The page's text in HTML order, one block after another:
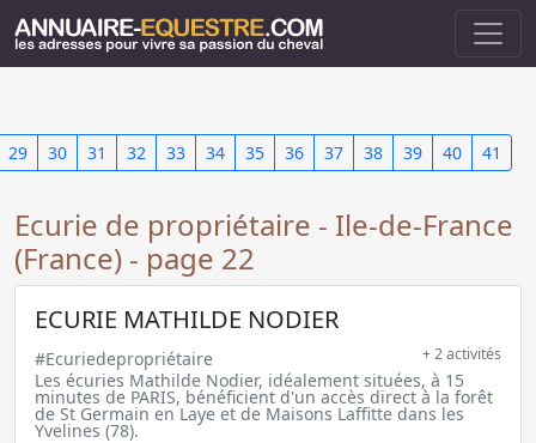
29 30 31 32 33 34 35 36 37 38 39 40 41
Ecurie de propriétaire - Ile-de-France
(France) - page 22
ECURIE MATHILDE NODIER
#Ecuriedepropriétaire + 2 activités
Les écuries Mathilde Nodier, idéalement situées, à 15
minutes de PARIS, bénéficient d'un accès direct à la forêt
de St Germain en Laye et de Maisons Laffitte dans les
Yvelines (78).